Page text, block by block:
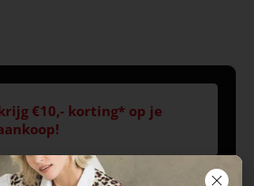
€10,- korting* op je